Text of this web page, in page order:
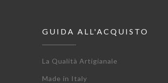
GUIDA ALL'ACQUISTO
La Qualità Artigianale
Made in Italy